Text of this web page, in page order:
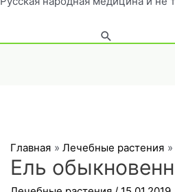
Поиск
Главная Лечебные растения
Ель